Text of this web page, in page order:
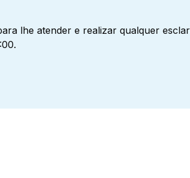
lhe atender e realizar qualquer